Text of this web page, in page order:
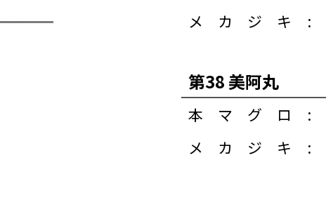
メカジキ
:
第38 美阿丸
本マグロ :
メカジキ
: